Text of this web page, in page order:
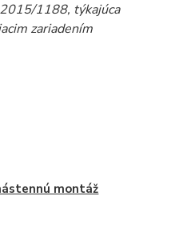
2015/1188, týkajúca
zariadením
montáž